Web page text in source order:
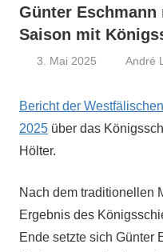
Günter
Saison mit
3. Mai 2025 André
Bericht der
2025 über das
Hölter.
Nach dem tra­di­tionellen
Ergeb­nis des
Ende set­zte sich Gün­ter